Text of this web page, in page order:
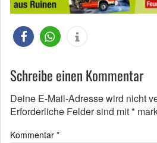
Schreibe einen Kommentar
Deine E-Mail-Adresse wird nicht
Erforderliche Felder sind mit*
Kommentar *